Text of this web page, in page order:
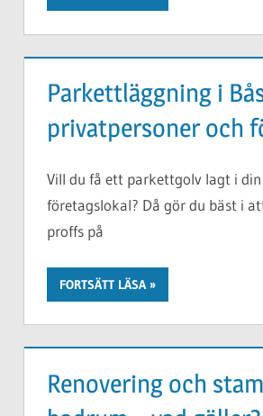
Parkettläggning i
privatpersoner och
Vill du få ett parkettgolv lagt i
företagslokal? Då gör du bäst i
proffs på
FORTSÄTT LÄSA
Renovering och